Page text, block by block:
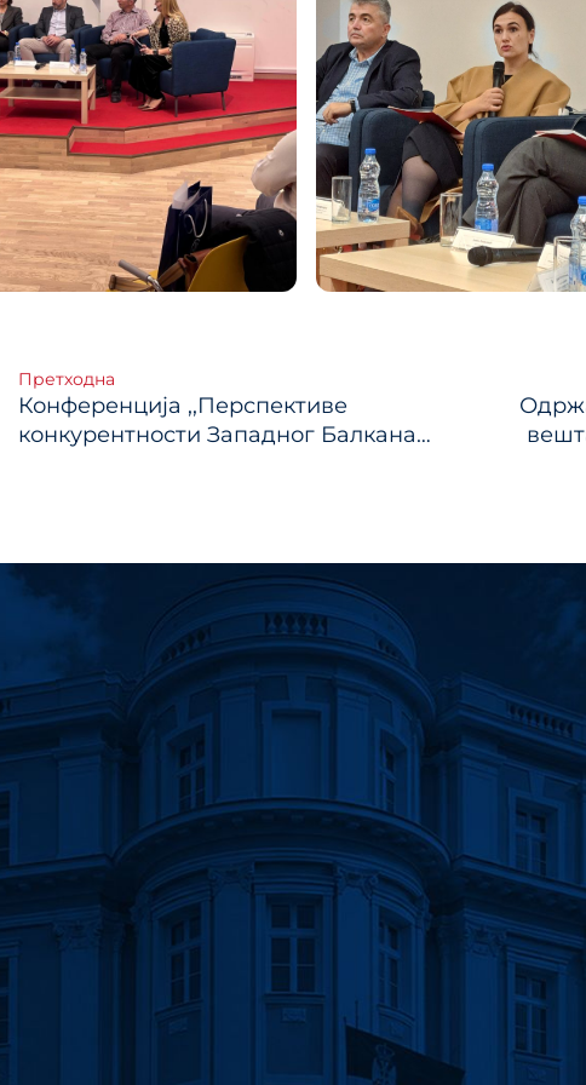
Претходна
Конференција ,,Перспективе
конкурентности Западног Балкана